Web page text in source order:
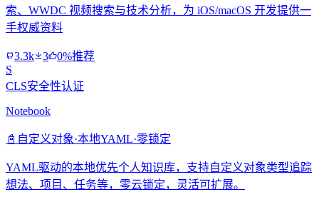
索、WWDC 视频搜索与技术分析，为 iOS/macOS 开发提供一
手权威资料
3.3k 3
0%推荐
S
CLS安全性认证
Notebook
📓 自定义对象·本地YAML·零锁定
YAML驱动的本地优先个人知识库，支持自定义对象类型追踪
想法、项目、任务等，零云锁定，灵活可扩展。